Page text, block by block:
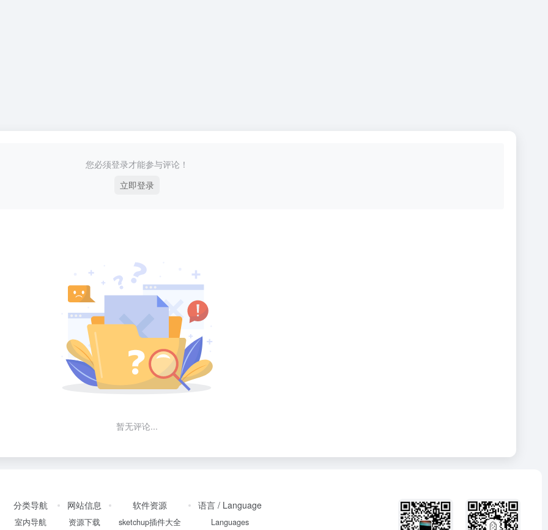
您必须登录才能参与评论！
立即登录
暂无评论...
分类导航
室内导航
网站信息
资源下载
软件资源
sketchup插件大全
语言 / Language
Languages